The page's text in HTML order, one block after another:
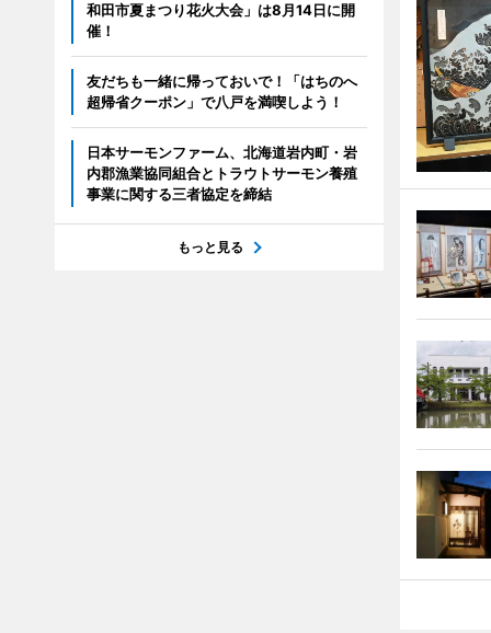
和田市夏まつり花火大会」は8月14日に開
催！
友だちも一緒に帰っておいで！「はちのへ
超帰省クーポン」で八戸を満喫しよう！
日本サーモンファーム、北海道岩内町・岩
内郡漁業協同組合とトラウトサーモン養殖
事業に関する三者協定を締結
もっと見る